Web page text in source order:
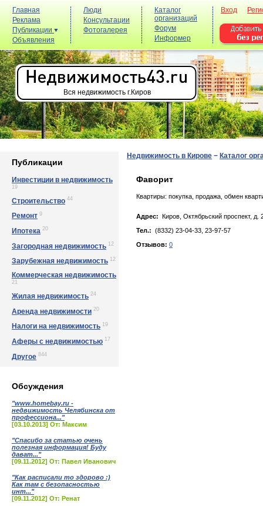
Главная
Реклама
Публикации
Объявления
Люди
Консультации
Фотогалерея
Каталог
организаций
Форум
Информер
Вход
Вся недвижимость г.Киров
Публикации
Инвестиции в недвижимость
19
Строительство 44
Ремонт 9
Ипотека 20
Загородная недвижимость 12
Зарубежная недвижимость 12
Коммерческая недвижимость
21
Жилая недвижимость 24
Аренда недвижимости 20
Налоги на недвижимость 19
Аферы с недвижимостью 17
Другое 844
Обсуждения
"www.homebay.ru -
недвижимость Челябинска от
профессиона..."
[03.10.2013] От: Максим
"Спасибо за статью очень
полезная информация! Буду
дават..."
[09.11.2012] От: Павел Иванович
"Как расписали то здорово :)
Как там с безопасностью
инт..."
[09.11.2012] От: Ренат
Недвижимость в Кирове − Каталог
Фаворит
Квартиры: покупка, продажа, обмен
Адрес: Киров, Октябpьский пpoспeкт, д.
Тел.: (8332) 23-04-33, 23-97-57
Отзывов: 0